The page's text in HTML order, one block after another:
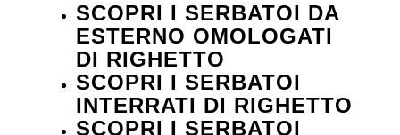
SCOPRI I SERBATOI DA
ESTERNO OMOLOGATI
DI RIGHETTO
SCOPRI I SERBATOI
INTERRATI DI RIGHETTO
SCOPRI I SERBATOI